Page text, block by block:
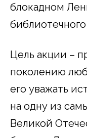
блокадном
Цель акции –
поколению
его уважать
на одну из
Великой